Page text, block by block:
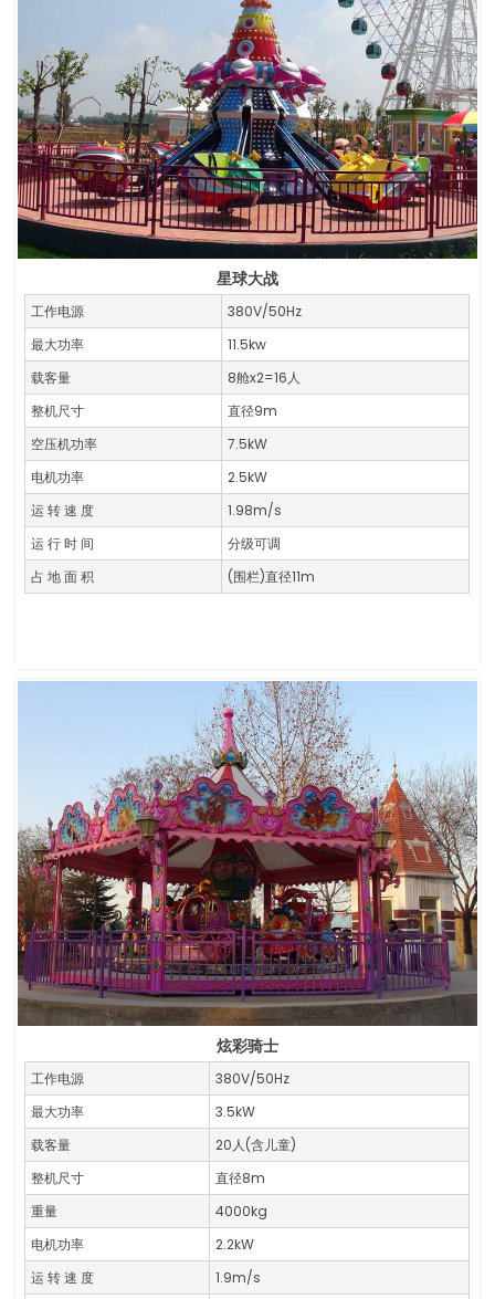
星球大战
工作电源
380V/50Hz
最大功率
11.5kw
载客量
8舱x2=16人
整机尺寸
直径9m
空压机功率
7.5kW
电机功率
2.5kW
运 转 速 度
1.98m/s
运 行 时 间
分级可调
占 地 面 积
(围栏)直径11m
炫彩骑士
工作电源
380V/50Hz
最大功率
3.5kW
载客量
20人(含儿童)
整机尺寸
直径8m
重量
4000kg
电机功率
2.2kW
运 转 速 度
1.9m/s